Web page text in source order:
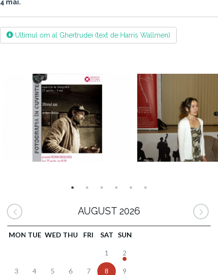
4 mai.
Ultimul om al Ghertrudei (text de Harris Wallmen)
AUGUST 2026
MON TUE WED THU FRI SAT SUN
1 2
3 4 5 6 7 8 9